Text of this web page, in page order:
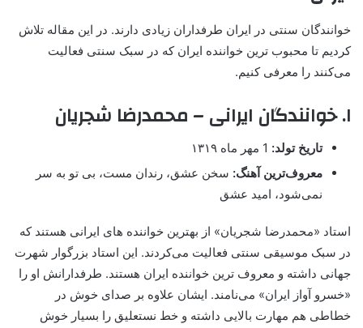
خوانندگان سنتی در ایران طرفداران زیادی دارند. در این مقاله تلاش
کردیم تا محبوب ترین خواننده ایران که در سبک سنتی فعالیت
می‌کنند را معرفی کنیم.
۱. خوانندگان ایرانی – محمدرضا شجریان
تاریخ تولد:
معروف‌ترین آهنگ: سخن عشق، رندان مست، بی تو به سر
نمی‌شود، امید عشق
استاد «محمدرضا شجریان» از بهترین خواننده های ایرانی هستند که
در سبک موسیقی سنتی فعالیت می‌کردند. این استاد بزرگوار شهرت
جهانی داشته و معروف ترین خواننده ایران هستند. طرفدارانش او را
«خسرو آواز ایران» می‌نامند. ایشان علاوه بر صدای خوش در
خطاطی هم مهارت بالایی داشته و خط نستعلیق را بسیار خوش